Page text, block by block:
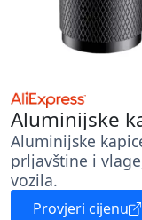
Aluminijske
Aluminijske
prljavštine i
vozila.
Provjeri cijenu